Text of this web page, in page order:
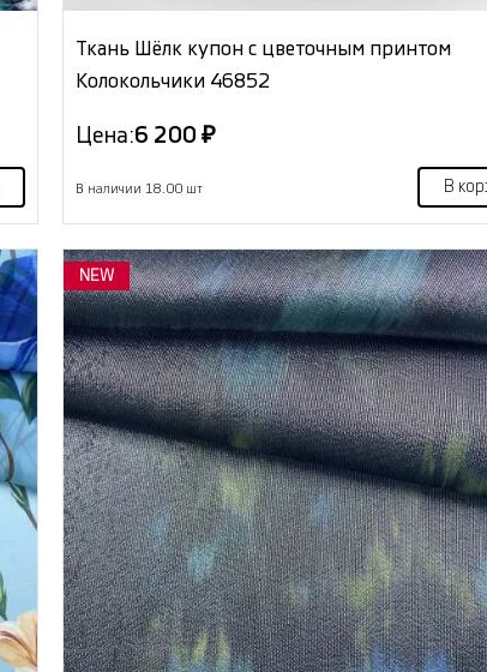
Ткань Шёлк купон с цветочным принтом
Колокольчики 46852
Цена:6 200 ₽
В наличии 18.00 шт В
NEW